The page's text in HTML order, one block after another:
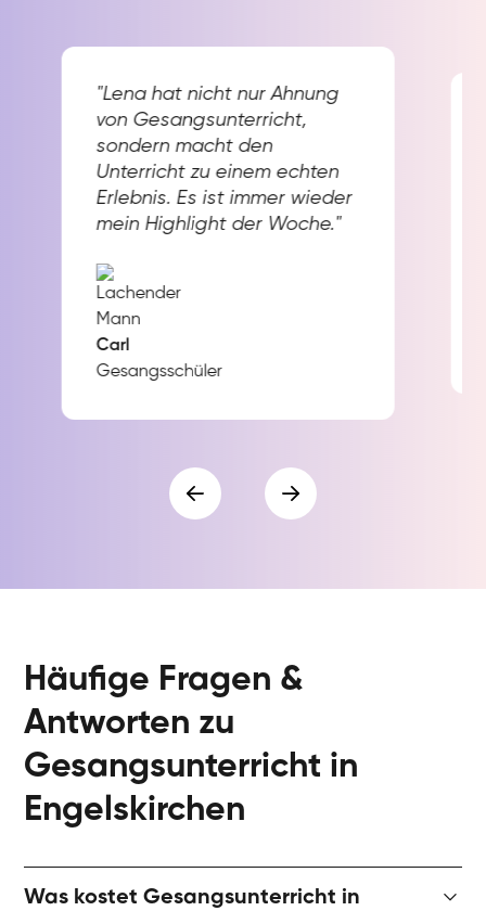
"Lena hat nicht nur Ahnung
von Gesangsunterricht,
sondern macht den
Unterricht zu einem echten
Erlebnis. Es ist immer wieder
mein Highlight der Woche."
Carl
Gesangsschüler
Häufige Fragen &
Antworten zu
Gesangsunterricht in
Engelskirchen
Was kostet Gesangsunterricht in